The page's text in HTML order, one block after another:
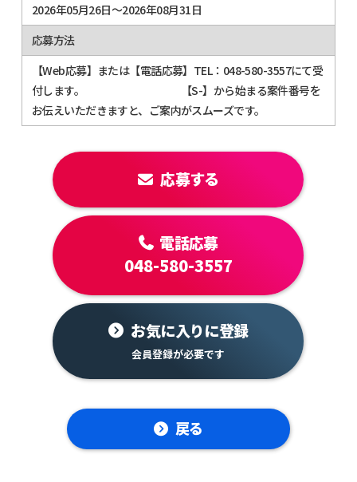
2026年05月26日～2026年08月31日
応募方法
【Web応募】または【電話応募】TEL：048-580-3557にて受
付します。 【S-】から始まる案件番号を
お伝えいただきますと、ご案内がスムーズです。
応募する
電話応募
048-580-3557
お気に入りに登録
戻る